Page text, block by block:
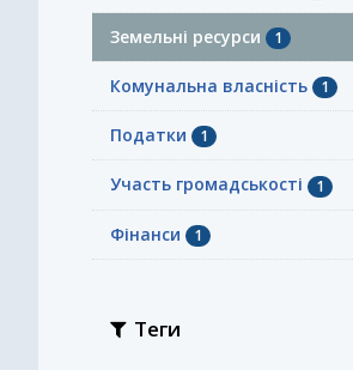
Земельні ресурси 1
Комунальна власність 1
Податки 1
Участь громадськості 1
Фінанси 1
Теги